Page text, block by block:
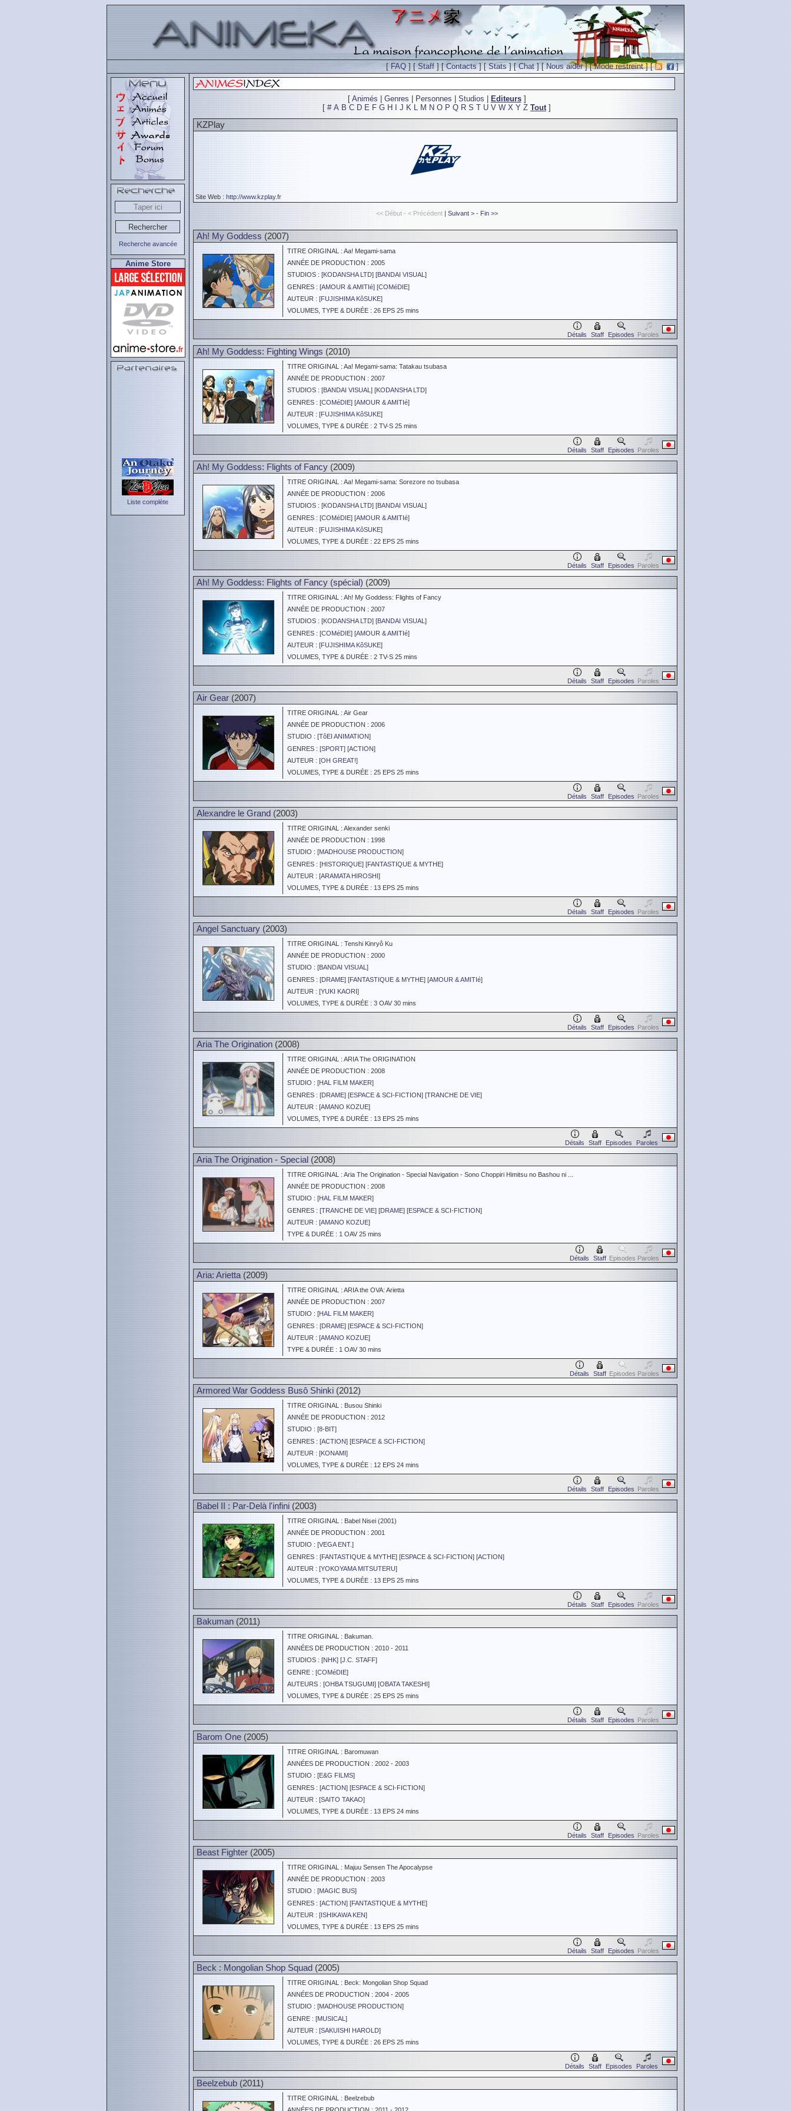
[FAQ ] [Staff ] [Contacts] [Stats] [Chat] [Nous aider] [Mode restreint] [ ]
Recherche avancée
Anime Store
Liste complète
[ Animés Genres Personnes Studios Editeurs]
[ # A B C D E F G H J K L M N O P Q R S T U V W X Y Z Tout]
KZPlay
Site Web : http://www.kzplay.fr
<< Début - < Précédent | Suivant >- Fin >>
Ah! My Goddess (2007)
TITRE ORIGINAL : Aa! Megami-sama
ANNÉE DE PRODUCTION : 2005
STUDIOS : [KODANSHA LTD] [BANDAI VISUAL ]
GENRES : [AMOUR & AMITIé] [COMéDIE]
AUTEUR : [FUJISHIMA KôSUKE]
VOLUMES, TYPE & DURÉE : 26 EPS 25 mins
Détails Staff Episodes Paroles
Ah! My Goddess: Fighting Wings (2010)
TITRE ORIGINAL : Aa! Megami-sama: Tatakau tsubasa
ANNÉE DE PRODUCTION : 2007
STUDIOS : [BANDAI VISUAL ] [KODANSHA LTD]
GENRES : [COMéDIE] [AMOUR & AMITIé]
AUTEUR : [FUJISHIMA KôSUKE]
VOLUMES, TYPE & DURÉE : 2 TV-S 25 mins
Détails Staff Episodes Paroles
Ah! My Goddess: Flights of Fancy (2009)
TITRE ORIGINAL : Aa! Megami-sama: Sorezore no tsubasa
ANNÉE DE PRODUCTION : 2006
STUDIOS : [KODANSHA LTD] [BANDAI VISUAL ]
GENRES : [COMéDIE] [AMOUR & AMITIé]
AUTEUR : [FUJISHIMA KôSUKE]
VOLUMES, TYPE & DURÉE : 22 EPS 25 mins
Détails Staff Episodes Paroles
Ah! My Goddess: Flights of Fancy (spécial) (2009)
TITRE ORIGINAL : Ah! My Goddess: Flights of Fancy
ANNÉE DE PRODUCTION : 2007
STUDIOS : [KODANSHA LTD] [BANDAI VISUAL ]
GENRES : [COMéDIE] [AMOUR & AMITIé]
AUTEUR : [FUJISHIMA KôSUKE]
VOLUMES, TYPE & DURÉE : 2 TV-S 25 mins
Détails Staff Episodes Paroles
Air Gear (2007)
TITRE ORIGINAL : Air Gear
ANNÉE DE PRODUCTION : 2006
STUDIO : [TôEI ANIMATION]
GENRES : [SPORT] [ACTION]
AUTEUR : [OH GREAT!]
VOLUMES, TYPE & DURÉE : 25 EPS 25 mins
Détails Staff Episodes Paroles
Alexandre le Grand (2003)
TITRE ORIGINAL : Alexander senki
ANNÉE DE PRODUCTION : 1998
STUDIO : [MADHOUSE PRODUCTION]
GENRES : [HISTORIQUE] [FANTASTIQUE & MYTHE]
AUTEUR : [ARAMATA HIROSHI]
VOLUMES, TYPE & DURÉE : 13 EPS 25 mins
Détails Staff Episodes Paroles
Angel Sanctuary (2003)
TITRE ORIGINAL : Tenshi Kinryô Ku
ANNÉE DE PRODUCTION : 2000
STUDIO : [BANDAI VISUAL ]
GENRES : [DRAME] [FANTASTIQUE & MYTHE] [AMOUR & AMITIé]
AUTEUR : [YUKI KAORI]
VOLUMES, TYPE & DURÉE : 3 OAV 30 mins
Détails Staff Episodes Paroles
Aria The Origination (2008)
TITRE ORIGINAL : ARIA The ORIGINATION
ANNÉE DE PRODUCTION : 2008
STUDIO : [HAL FILM MAKER]
GENRES : [DRAME] [ESPACE & SCI-FICTION] [TRANCHE DE VIE]
AUTEUR : [AMANO KOZUE]
VOLUMES, TYPE & DURÉE : 13 EPS 25 mins
Détails Staff Episodes Paroles
Aria The Origination - Special (2008)
TITRE ORIGINAL : Aria The Origination - Special Navigation - Sono Choppiri Himitsu no Bashou ni ...
ANNÉE DE PRODUCTION : 2008
STUDIO : [HAL FILM MAKER]
GENRES : [TRANCHE DE VIE] [DRAME] [ESPACE & SCI-FICTION]
AUTEUR : [AMANO KOZUE]
TYPE & DURÉE : 1 OAV 25 mins
Détails Staff Episodes Paroles
Aria: Arietta (2009)
TITRE ORIGINAL : ARIA the OVA: Arietta
ANNÉE DE PRODUCTION : 2007
STUDIO : [HAL FILM MAKER]
GENRES : [DRAME] [ESPACE & SCI-FICTION]
AUTEUR : [AMANO KOZUE]
TYPE & DURÉE : 1 OAV 30 mins
Détails Staff Episodes Paroles
Armored War Goddess Busô Shinki (2012)
TITRE ORIGINAL : Busou Shinki
ANNÉE DE PRODUCTION : 2012
STUDIO : [8-BIT]
GENRES : [ACTION] [ESPACE & SCI-FICTION]
AUTEUR : [KONAMI]
VOLUMES, TYPE & DURÉE : 12 EPS 24 mins
Détails Staff Episodes Paroles
Babel II : Par-Delà l'infini (2003)
TITRE ORIGINAL : Babel Nisei (2001)
ANNÉE DE PRODUCTION : 2001
STUDIO : [VEGA ENT.]
GENRES : [FANTASTIQUE & MYTHE] [ESPACE & SCI-FICTION] [ACTION]
AUTEUR : [YOKOYAMA MITSUTERU]
VOLUMES, TYPE & DURÉE : 13 EPS 25 mins
Détails Staff Episodes Paroles
Bakuman (2011)
TITRE ORIGINAL : Bakuman.
ANNÉES DE PRODUCTION : 2010 - 2011
STUDIOS : [NHK] [J.C. STAFF]
GENRE : [COMéDIE]
AUTEURS : [OHBA TSUGUMI] [OBATA TAKESHI]
VOLUMES, TYPE & DURÉE : 25 EPS 25 mins
Détails Staff Episodes Paroles
Barom One (2005)
TITRE ORIGINAL : Baromuwan
ANNÉES DE PRODUCTION : 2002 - 2003
STUDIO : [E&G FILMS]
GENRES : [ACTION] [ESPACE & SCI-FICTION]
AUTEUR : [SAITO TAKAO]
VOLUMES, TYPE & DURÉE : 13 EPS 24 mins
Détails Staff Episodes Paroles
Beast Fighter (2005)
TITRE ORIGINAL : Majuu Sensen The Apocalypse
ANNÉE DE PRODUCTION : 2003
STUDIO : [MAGIC BUS]
GENRES : [ACTION] [FANTASTIQUE & MYTHE]
AUTEUR : [ISHIKAWA KEN]
VOLUMES, TYPE & DURÉE : 13 EPS 25 mins
Détails Staff Episodes Paroles
Beck : Mongolian Shop Squad (2005)
TITRE ORIGINAL : Beck: Mongolian Shop Squad
ANNÉES DE PRODUCTION : 2004 - 2005
STUDIO : [MADHOUSE PRODUCTION]
GENRE : [MUSICAL ]
AUTEUR : [SAKUISHI HAROLD]
VOLUMES, TYPE & DURÉE : 26 EPS 25 mins
Détails Staff Episodes Paroles
Beelzebub (2011)
TITRE ORIGINAL : Beelzebub